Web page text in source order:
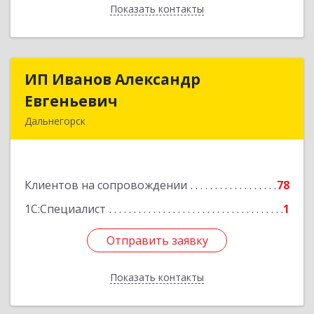
Показать контакты
Назад
ИП Иванов Александр
Евгеньевич
Дальнегорск
Клиентов на сопровождении
78
1С:Специалист
1
Отправить заявку
Показать контакты
ИП Иванов Александр
Подробнее
Отправить заявку
Назад